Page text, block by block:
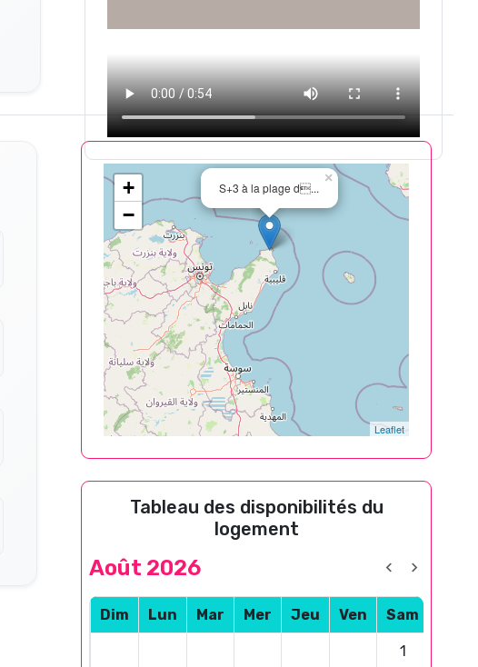
S+3 à la plage d...
×
+
−
Leaflet
Tableau des disponibilités du
logement
Août 2026
Dim Lun Mar Mer Jeu Ven Sam
1